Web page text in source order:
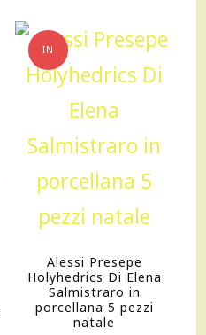
IN
OFFERTA!
Alessi Presepe
Holyhedrics Di Elena
Salmistraro in
porcellana 5 pezzi
natale